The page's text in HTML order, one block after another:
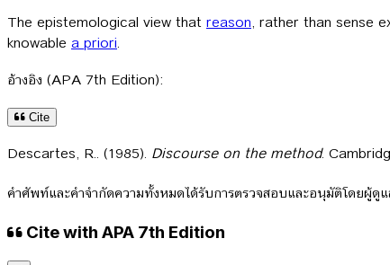
The epistemological view that reason, rather than sense
knowable a priori.
อ้างอิง (APA 7th Edition):
Cite
Descartes, R.. (1985). Discourse on the method.
คำศัพท์และคำจำกัดความทั้งหมดได้รับการตรวจสอบและอนุมัติโดยผู้ดู
Cite with APA 7th Edition